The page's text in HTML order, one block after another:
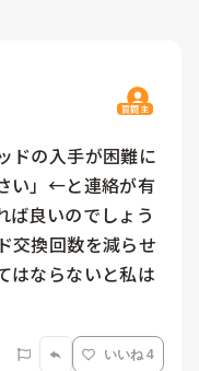
質問主
ドの入手が困難に
い」←と連絡が有
ば良いのでしょう
交換回数を減らせ
はならないと私は
いいね 4